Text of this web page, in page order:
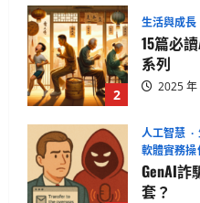
盛
頓
男
子
如
何
靠
治
療
重
獲
新
生
2
生活與成長
15篇必
系列
2025 年
人工智慧
軟體實務操
GenAI
套？